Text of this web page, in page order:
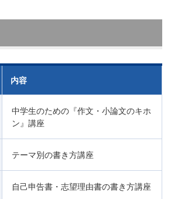
内容
中学生のための『作文・小論文のキホ
ン』講座
テーマ別の書き方講座
自己申告書・志望理由書の書き方講座